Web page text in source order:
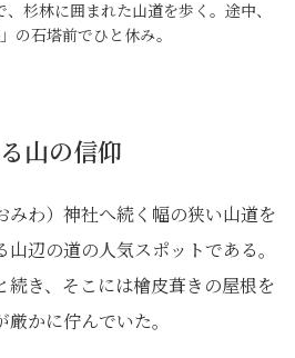
杉林に囲まれた山道を歩く。途中、
の石塔前でひと休み。
山の信仰
みわ）神社へ続く幅の狭い山道を
辺の道の人気スポットである。
続き、そこには檜皮葺きの屋根を
かに佇んでいた。